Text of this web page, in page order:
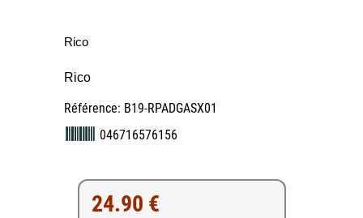
Rico
Rico
Référence: B19-RPADGASX01
046716576156
24.90 €